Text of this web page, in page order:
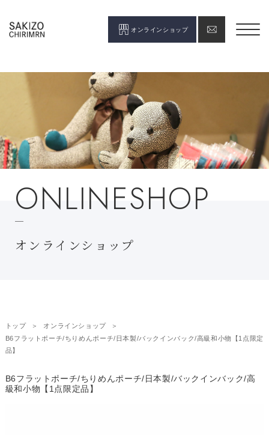
オンラインショップ
ONLINESHOP
オンラインショップ
トップ
オンラインショップ
B6フラットポーチ/ちりめんポーチ/日本製/バックインバック/高級和小物【1点限定
品】
B6フラットポーチ/ちりめんポーチ/日本製/バックインバック/高
級和小物【1点限定品】